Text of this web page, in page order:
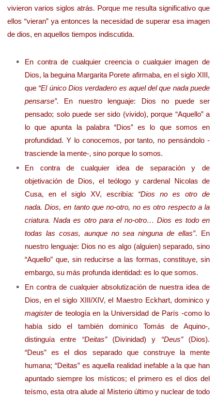
vivieron varios siglos atrás. Porque me resulta significativo que
ellos “vieran” ya entonces la necesidad de superar esa imagen
de dios, en aquellos tiempos indiscutida.
En contra de cualquier creencia o cualquier imagen de
Dios, la beguina Margarita Porete afirmaba, en el siglo XIII,
que “El único Dios verdadero es aquel del que nada puede
pensarse”. En nuestro lenguaje: Dios no puede ser
pensado; solo puede ser sido (vivido), porque “Aquello” a
lo que apunta la palabra “Dios” es lo que somos en
profundidad. Y lo conocemos, por tanto, no pensándolo -
trasciende la mente-, sino porque lo somos.
En contra de cualquier idea de separación y de
objetivación de Dios, el teólogo y cardenal Nicolas de
Cusa, en el siglo XV, escribía: “Dios no es otro de
nada. Dios, en tanto que no-otro, no es otro respecto a la
criatura. Nada es otro para el no-otro… Dios es todo en
todas las cosas, aunque no sea ninguna de ellas”. En
nuestro lenguaje: Dios no es algo (alguien) separado, sino
“Aquello” que, sin reducirse a las formas, constituye, sin
embargo, su más profunda identidad: es lo que somos.
En contra de cualquier absolutización de nuestra idea de
Dios, en el siglo XIII/XIV, el Maestro Eckhart, dominico y
magisterde teología en la Universidad de París -como lo
había sido el también dominico Tomás de Aquino-,
distinguía entre “Deitas”(Divinidad) y “Deus”(Dios).
“Deus” es el dios separado que construye la mente
humana; “Deitas” es aquella realidad inefable a la que han
apuntado siempre los místicos; el primero es el dios del
teísmo, esta otra alude al Misterio último y nuclear de todo